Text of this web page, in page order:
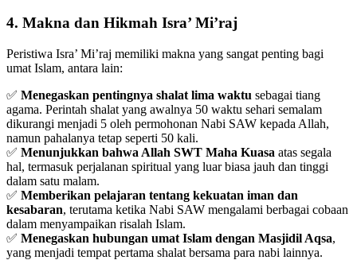
4. Makna dan Hikmah Isra’ Mi’raj
Peristiwa Isra’ Mi’raj memiliki makna yang sangat penting bagi
umat Islam, antara lain:
✅ Menegaskan pentingnya shalat lima waktu sebagai tiang
agama. Perintah shalat yang awalnya 50 waktu sehari semalam
dikurangi menjadi 5 oleh permohonan Nabi SAW kepada Allah,
namun pahalanya tetap seperti 50 kali.
✅ Menunjukkan bahwa Allah SWT Maha Kuasa atas segala
hal, termasuk perjalanan spiritual yang luar biasa jauh dan tinggi
dalam satu malam.
✅ Memberikan pelajaran tentang kekuatan iman dan
kesabaran, terutama ketika Nabi SAW mengalami berbagai cobaan
dalam menyampaikan risalah Islam.
✅ Menegaskan hubungan umat Islam dengan Masjidil Aqsa,
yang menjadi tempat pertama shalat bersama para nabi lainnya.